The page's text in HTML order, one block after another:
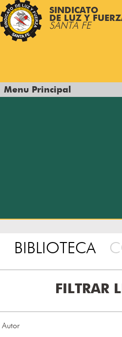
SINDICATO
DE LUZ Y
SANTA FE
Menu Principal
BIBLIOTECA
FILTRAR
Autor